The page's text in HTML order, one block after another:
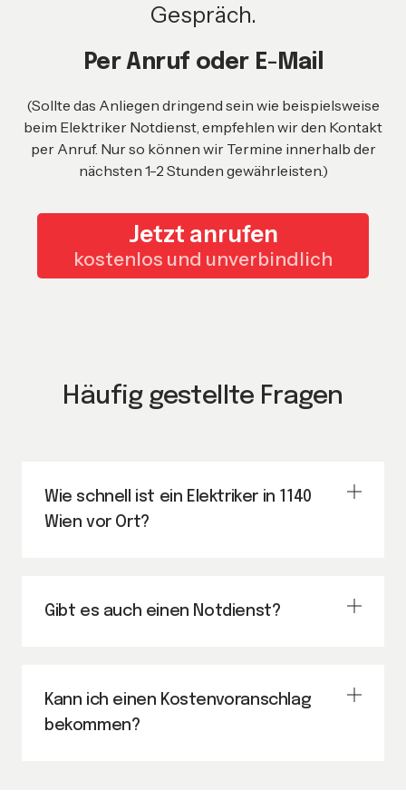
Gespräch.
Per Anruf oder E-Mail
(Sollte das Anliegen dringend sein wie beispielsweise
beim Elektriker Notdienst, empfehlen wir den Kontakt
per Anruf. Nur so können wir Termine innerhalb der
nächsten 1-2 Stunden gewährleisten.)
Jetzt anrufen
kostenlos und unverbindlich
Häufig gestellte Fragen
Wie schnell ist ein Elektriker in 1140
Wien vor Ort?
Gibt es auch einen Notdienst?
Kann ich einen Kostenvoranschlag
bekommen?